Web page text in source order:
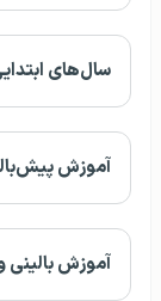
سال‌های
آموزش
آموزش بالینی و